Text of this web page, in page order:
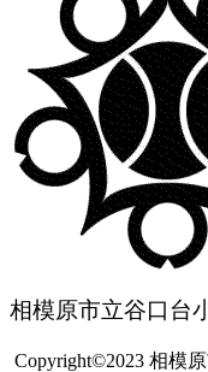
相模原市立谷口台
Copyright©2023 相模